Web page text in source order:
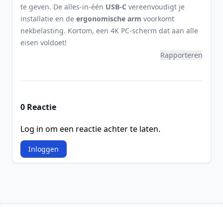
te geven. De alles-in-één USB-C vereenvoudigt je
installatie en de ergonomische arm voorkomt
nekbelasting. Kortom, een 4K PC-scherm dat aan alle
eisen voldoet!
Rapporteren
0 Reactie
Log in om een reactie achter te laten.
Inloggen